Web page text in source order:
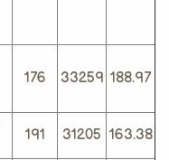
176 33259 188.97
191 31205 163.38